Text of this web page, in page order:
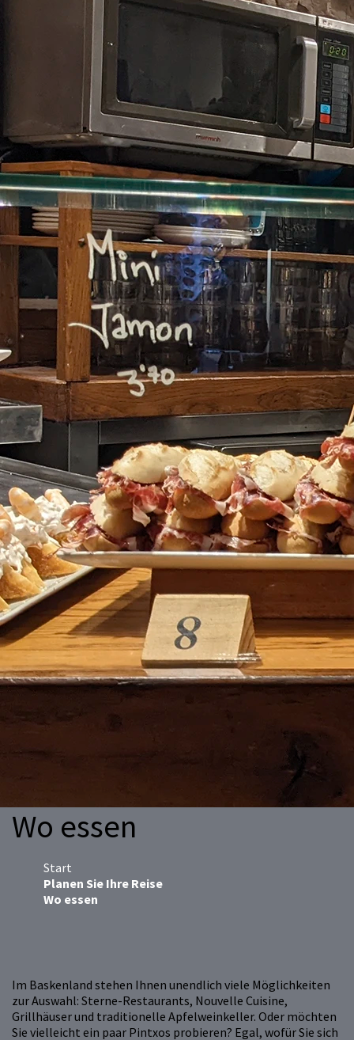
Wo essen
Start
Planen Sie Ihre Reise
Wo essen
Im Baskenland stehen Ihnen unendlich viele Möglichkeiten
zur Auswahl: Sterne-Restaurants, Nouvelle Cuisine,
Grillhäuser und traditionelle Apfelweinkeller. Oder möchten
Sie vielleicht ein paar Pintxos probieren? Egal, wofür Sie sich